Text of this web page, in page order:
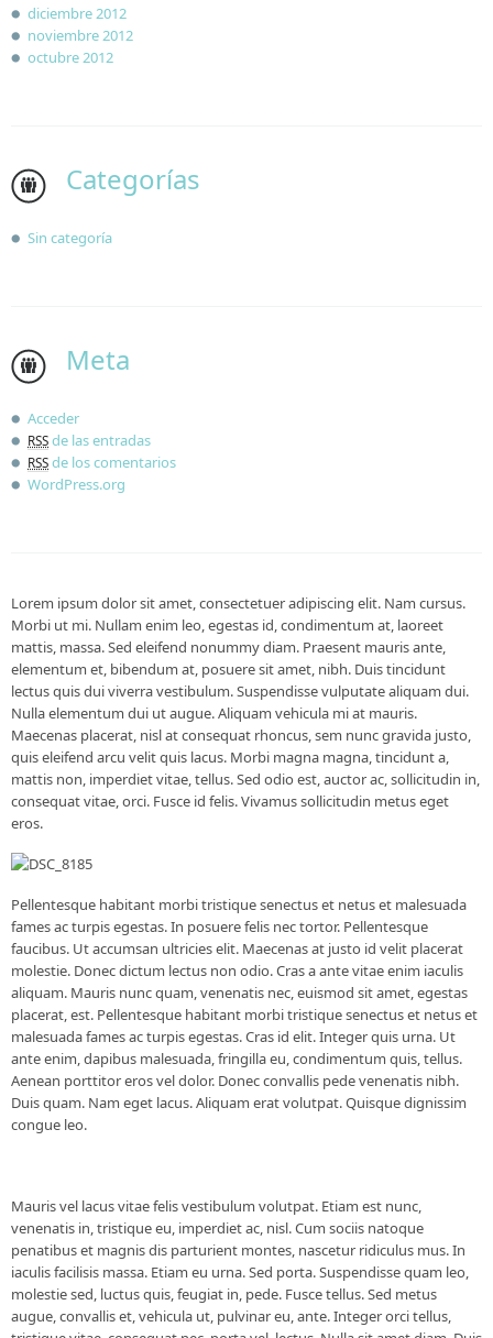
diciembre 2012
noviembre 2012
octubre 2012
Categorías
Sin categoría
Meta
Acceder
RSSde las entradas
RSSde los comentarios
WordPress.org
Lorem ipsum dolor sit amet, consectetuer adipiscing elit. Nam cursus.
Morbi ut mi. Nullam enim leo, egestas id, condimentum at, laoreet
mattis, massa. Sed eleifend nonummy diam. Praesent mauris ante,
elementum et, bibendum at, posuere sit amet, nibh. Duis tincidunt
lectus quis dui viverra vestibulum. Suspendisse vulputate aliquam dui.
Nulla elementum dui ut augue. Aliquam vehicula mi at mauris.
Maecenas placerat, nisl at consequat rhoncus, sem nunc gravida justo,
quis eleifend arcu velit quis lacus. Morbi magna magna, tincidunt a,
mattis non, imperdiet vitae, tellus. Sed odio est, auctor ac, sollicitudin in,
consequat vitae, orci. Fusce id felis. Vivamus sollicitudin metus eget
eros.
Pellentesque habitant morbi tristique senectus et netus et malesuada
fames ac turpis egestas. In posuere felis nec tortor. Pellentesque
faucibus. Ut accumsan ultricies elit. Maecenas at justo id velit placerat
molestie. Donec dictum lectus non odio. Cras a ante vitae enim iaculis
aliquam. Mauris nunc quam, venenatis nec, euismod sit amet, egestas
placerat, est. Pellentesque habitant morbi tristique senectus et netus et
malesuada fames ac turpis egestas. Cras id elit. Integer quis urna. Ut
ante enim, dapibus malesuada, fringilla eu, condimentum quis, tellus.
Aenean porttitor eros vel dolor. Donec convallis pede venenatis nibh.
Duis quam. Nam eget lacus. Aliquam erat volutpat. Quisque dignissim
congue leo.
Mauris vel lacus vitae felis vestibulum volutpat. Etiam est nunc,
venenatis in, tristique eu, imperdiet ac, nisl. Cum sociis natoque
penatibus et magnis dis parturient montes, nascetur ridiculus mus. In
iaculis facilisis massa. Etiam eu urna. Sed porta. Suspendisse quam leo,
molestie sed, luctus quis, feugiat in, pede. Fusce tellus. Sed metus
augue, convallis et, vehicula ut, pulvinar eu, ante. Integer orci tellus,